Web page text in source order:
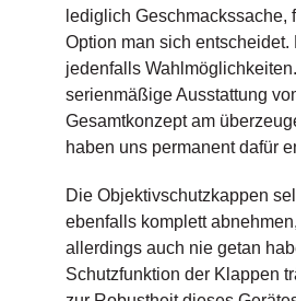
lediglich Geschmackssache,
Option man sich entscheidet.
jedenfalls
serienmäßige Ausstattung
Gesamtkonzept am
haben uns permanent dafür
Die Objektivschutzkappen
ebenfalls komplett
allerdings auch nie getan
Schutzfunktion der Klappen